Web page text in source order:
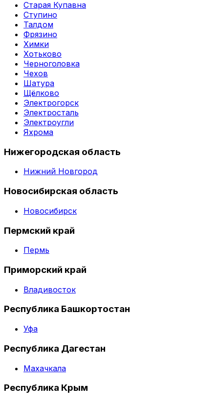
Старая Купавна
Ступино
Талдом
Фрязино
Химки
Хотьково
Черноголовка
Чехов
Шатура
Щёлково
Электрогорск
Электросталь
Электроугли
Яхрома
Нижегородская область
Нижний Новгород
Новосибирская область
Новосибирск
Пермский край
Пермь
Приморский край
Владивосток
Республика Башкортостан
Уфа
Республика Дагестан
Махачкала
Республика Крым